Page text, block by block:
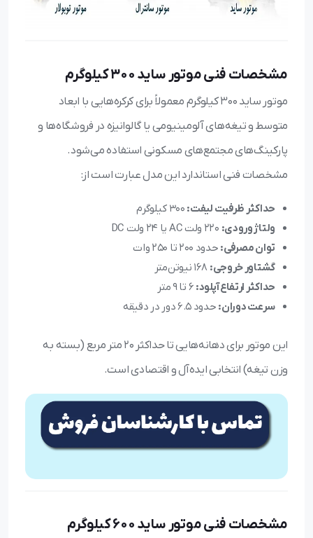
مشخصات فنی موتور ساید ۳۰۰ کیلوگرم
موتور ساید ۳۰۰ کیلوگرم معمولاً برای کرکره‌هایی با ابعاد
متوسط و تیغه‌های آلومینیومی یا گالوانیزه در فروشگاه‌ها و
پارکینگ‌های مجتمع‌های مسکونی استفاده می‌شود.
مشخصات فنی استاندارد این مدل عبارت است از:
حداکثر ظرفیت لیفت:
ولتاژ ورودی:
توان مصرفی: حدود ۲۰۰ تا ۲۵۰ وات
گشتاور خروجی:
حداکثر ارتفاع آپلود:
سرعت دوران: حدود ۶.۵ دور در دقیقه
این موتور برای دهانه‌هایی تا حداکثر ۲۰ متر مربع (بسته به
وزن تیغه) انتخابی ایده‌آل و اقتصادی است.
مشخصات فنی موتور ساید ۶۰۰ کیلوگرم